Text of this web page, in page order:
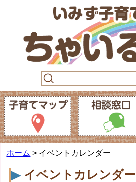
ホーム > イベントカレンダー
イベントカレンダー